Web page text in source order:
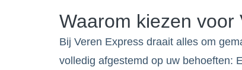
Waarom kiezen voor
Bij Veren Express draait alles om
volledig afgestemd op uw behoeften: